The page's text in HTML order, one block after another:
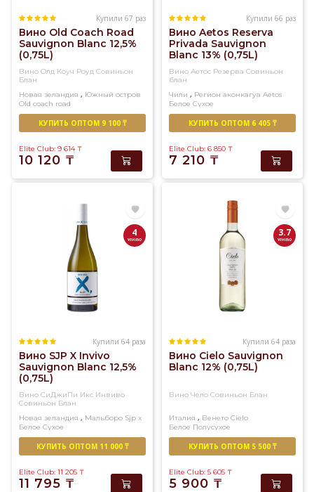
Купили 67 раз
Вино Old Coach Road
Sauvignon Blanc 12,5%
(0,75L)
Вино Олд Коуч Роуд Совиньон
Блан
Новая зеландия , Южный остров
Old coach road
Белое Сухое
КУПИТЬ ОПТОМ 9 100 ₸
Elite Club: 9 614 ₸
10 120 ₸
Купили 66 раз
Вино Aetos Reserva
Privada Sauvignon
Blanc 13% (0,75L)
Вино Аетос Резерва Совиньон
блан
Чили , Регион аконкагуа Aetos
Белое Сухое
КУПИТЬ ОПТОМ 6 405 ₸
Elite Club: 6 850 ₸
7 210 ₸
4
Купили 64 раза
Вино SJP X Invivo
Sauvignon Blanc 12,5%
(0,75L)
Вино СиДжиПи Икс Инвиво
Совиньон Блан
Новая зеландия , Мальборо Sjp x
Белое Сухое
КУПИТЬ ОПТОМ 11 000 ₸
Elite Club: 11 205 ₸
11 795 ₸
3.7
Купили 64 раза
Вино Cielo Sauvignon
Blanc 12% (0,75L)
Вино Чело Совиньон Блан
Италия , Венето Cielo
Белое Полусухое
КУПИТЬ ОПТОМ 5 500 ₸
Elite Club: 5 605 ₸
5 900 ₸